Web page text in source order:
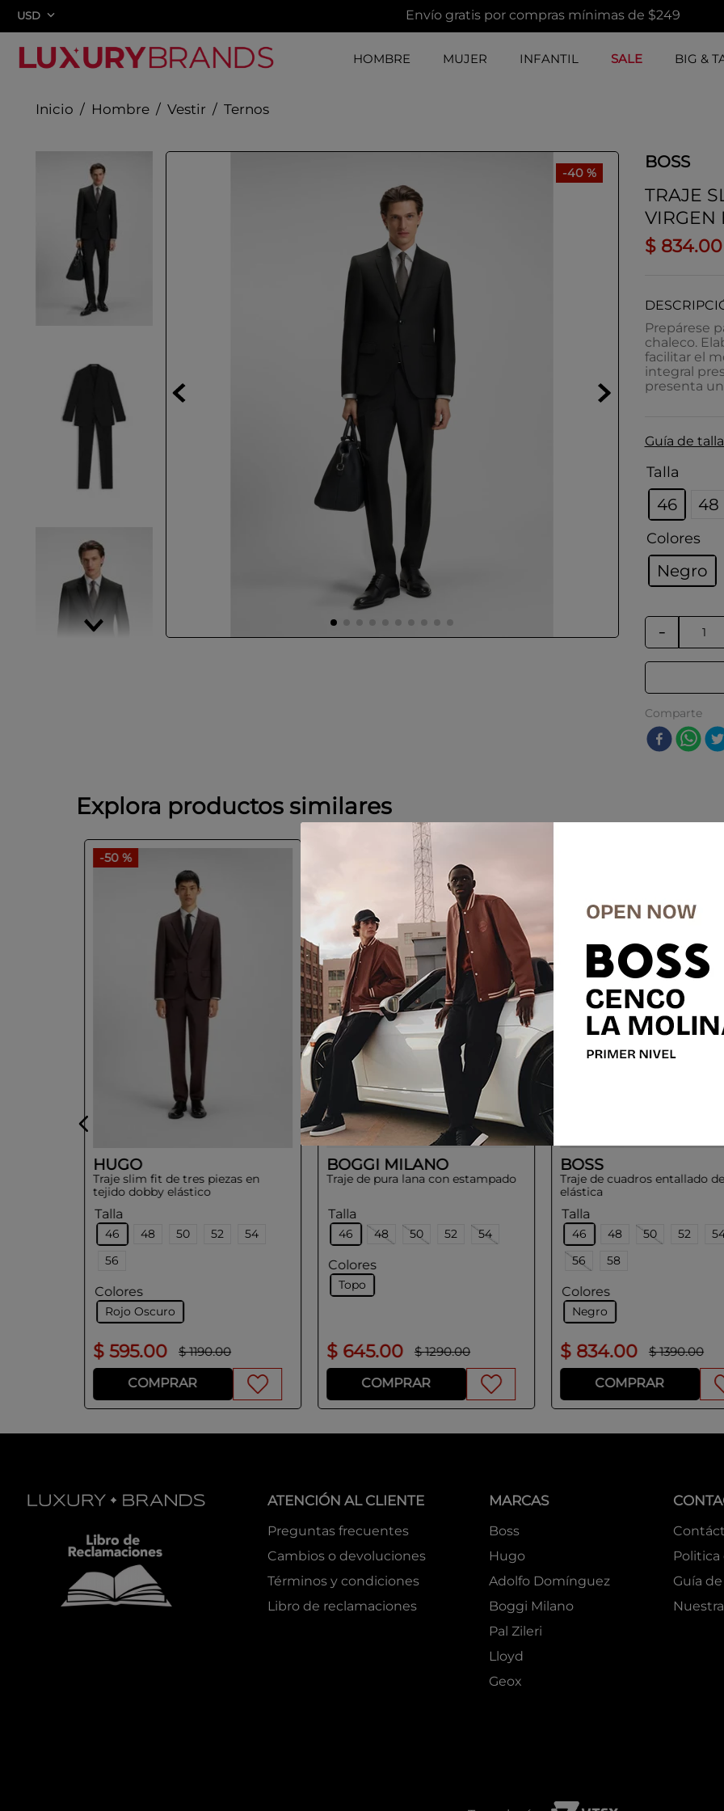
Envío gratis por compras mínimas de $249
USD
HOMBRE MUJER INFANTIL SALE BIG &
Hombre Vestir Ternos
-40 %
BOSS
TRAJE
VIRGEN
$ 834.00
Prepárese
chaleco.
facilitar el
integral
presenta
Guía de
Talla
46 48
Colores
Negro
－
Comparte
Explora productos similares
-50 %
HUGO
Traje slim fit de tres piezas en
tejido dobby elástico
Talla
46 48 50 52
54
56
Colores
Rojo Oscuro
$ 595.00 $ 1190.00
COMPRAR
BOGGI MILANO
Traje de pura lana con estampado
Talla
46 48 50 52 54
Colores
Topo
$ 645.00 $ 1290.00
COMPRAR
BOSS
Traje de cuadros entallado
elástica
Talla
46 48 50 52
56
58
Colores
Negro
$ 834.00 $ 1390.00
COMPRAR
ATENCIÓN AL CLIENTE
Preguntas frecuentes
Cambios o devoluciones
Términos y condiciones
Libro de reclamaciones
MARCAS
Boss
Hugo
Adolfo Domínguez
Boggi Milano
Pal Zileri
Lloyd
Geox
Guía